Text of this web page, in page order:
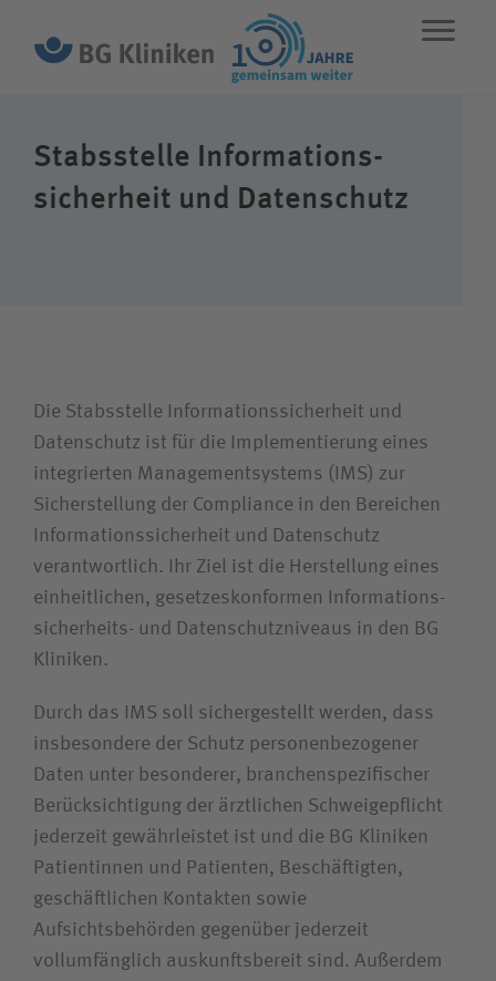
Leistungen
Wie können wir Ihnen helfen?
Suchwert
Patientin / Patient
Besucherin / Besucher
Unfallversicherungsträger
Zuweiserin / Zuweiser
Stabsstelle Informations­
sicherheit und Datenschutz
Die Stabsstelle Informations­sicherheit und
Datenschutz ist für die Implementierung eines
integrierten Managementsystems (IMS) zur
Sicherstellung der Compliance in den Bereichen
Informations­sicherheit und Datenschutz
verantwortlich. Ihr Ziel ist die Herstellung eines
einheitlichen, gesetzeskonformen Informations­
sicherheits- und Datenschutzniveaus in den BG
Kliniken.
Durch das IMS soll sichergestellt werden, dass
insbesondere der Schutz personen­bezogener
Daten unter besonderer, branchen­spezifischer
Berücksichtigung der ärztlichen Schweigepflicht
jederzeit gewährleistet ist und die BG Kliniken
Patientinnen und Patienten, Beschäftigten,
geschäftlichen Kontakten sowie
Aufsichtsbehörden gegenüber jederzeit
vollumfänglich auskunftsbereit sind. Außerdem